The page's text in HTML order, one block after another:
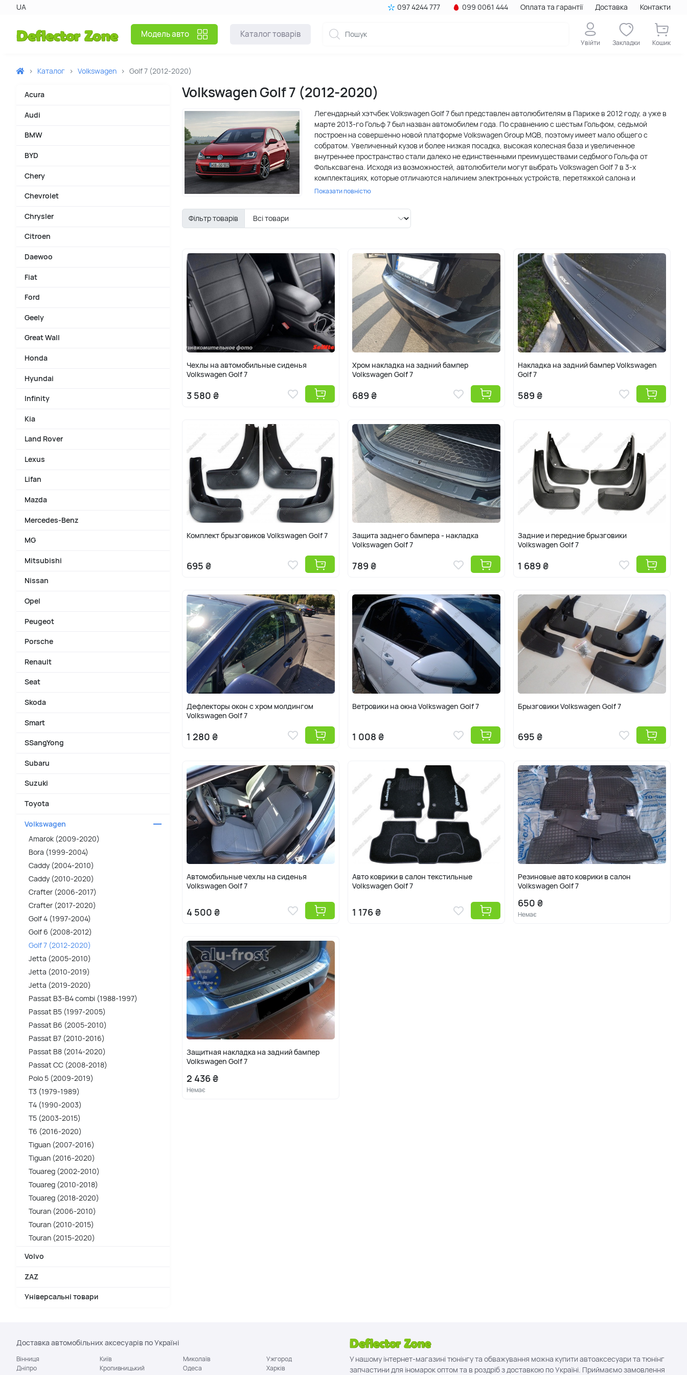
UA 097 4244 777 099 0061 444 Оплата та гарантії Доставка Контакти
Модель авто Каталог товарів
Увійти Закладки Кошик
Каталог Volkswagen Golf 7 (2012-2020)
Acura
Audi
BMW
BYD
Chery
Chevrolet
Chrysler
Citroen
Daewoo
Fiat
Ford
Geely
Great Wall
Honda
Hyundai
Infinity
Kia
Land Rover
Lexus
Lifan
Mazda
Mercedes-Benz
MG
Mitsubishi
Nissan
Opel
Peugeot
Porsche
Renault
Seat
Skoda
Smart
SSangYong
Subaru
Suzuki
Toyota
Volkswagen
Amarok (2009-2020)
Bora (1999-2004)
Caddy (2004-2010)
Caddy (2010-2020)
Crafter (2006-2017)
Crafter (2017-2020)
Golf 4 (1997-2004)
Golf 6 (2008-2012)
Golf 7 (2012-2020)
Jetta (2005-2010)
Jetta (2010-2019)
Jetta (2019-2020)
Passat B3-B4 combi (1988-1997)
Passat B5 (1997-2005)
Passat B6 (2005-2010)
Passat B7 (2010-2016)
Passat B8 (2014-2020)
Passat CC (2008-2018)
Polo 5 (2009-2019)
T3 (1979-1989)
T4 (1990-2003)
T5 (2003-2015)
T6 (2016-2020)
Tiguan (2007-2016)
Tiguan (2016-2020)
Touareg (2002-2010)
Touareg (2010-2018)
Touareg (2018-2020)
Touran (2006-2010)
Touran (2010-2015)
Touran (2015-2020)
Volvo
ZAZ
Універсальні товари
Volkswagen Golf 7 (2012-2020)
Легендарный хэтчбек Volkswagen Golf 7 был представлен автолюбителям в Париже в 2012 году, а уже в
марте 2013-го Гольф 7 был назван автомобилем года. По сравнению с шестым Гольфом, седьмой
построен на совершенно новой платформе Volkswagen Group MQB, поэтому имеет мало общего с
собратом. Увеличенный кузов и более низкая посадка, высокая колесная база и увеличенное
внутреннее пространство стали далеко не единственными преимуществами седбмого Гольфа от
Фольксвагена. Исходя из возможностей, автолюбители могут выбрать Volkswagen Golf 7 в 3-х
комплектациях, которые отличаются наличием электронных устройств, перетяжкой салона и
мощностью двигателя.
Благодаря совершенствованию 6-го поколения Гольфов и использованию новой платформы,
автомобиль Volkswagen Golf 7 был признан автомобилем года 2013 в Европе. Вместе с тем многие
поэкспериментировать с оформлением кузова и салона в Volkswagen Golf 7, и нужен наш интернет
магазин автоаксессуаров для Фольксвагена Гольфа 7 Deflector.in.ua. Выбрать стильные защитные
накладки на авто Гольф 7 и аэродинамические обвесы, молдинги и прочие тюнинг запчасти вы сможете
в каталоге тюнинга, где созданы подменю для легкости ориентации по сайту. Благодаря
установленным аксессуарам автомобиль приобретет эксклюзивный вид, а также будет защищен от
царапин и нежелательных загрязнений. С помощью предложенных в онлайн магазине тюнинг-
запчастей: обвесов, защитных накладок и прочей атрибутики тюнинга, вы обеспечите защиту кузова от
сколов и повреждений.
Как называют Volkswagen Golf 7: фольцваген гольф 7, фолцваген гольф, фольсваген 7, фольксваген
гольф 2012, 2013, 2014, 2015, 2016, 2017, 2018, 2019, 2020 г.в.
Показати повністю
Фільтр товарів
Чехлы на автомобильные сиденья
Volkswagen Golf 7
3 580 ₴
Хром накладка на задний бампер
Volkswagen Golf 7
689 ₴
Накладка на задний бампер Volkswagen
Golf 7
589 ₴
Комплект брызговиков Volkswagen Golf 7
695 ₴
Защита заднего бампера - накладка
Volkswagen Golf 7
789 ₴
Задние и передние брызговики
Volkswagen Golf 7
1 689 ₴
Дефлекторы окон с хром молдингом
Volkswagen Golf 7
1 280 ₴
Ветровики на окна Volkswagen Golf 7
1 008 ₴
Брызговики Volkswagen Golf 7
695 ₴
Автомобильные чехлы на сиденья
Volkswagen Golf 7
4 500 ₴
Авто коврики в салон текстильные
Volkswagen Golf 7
1 176 ₴
Резиновые авто коврики в салон
Volkswagen Golf 7
650 ₴
Немає
Защитная накладка на задний бампер
Volkswagen Golf 7
2 436 ₴
Немає
Доставка автомобільних аксесуарів по Україні
Вінниця
Дніпро
Київ
Кропивницький
Миколаїв
Одеса
Ужгород
Харків
У нашому інтернет-магазині тюнінгу та обважування можна купити автоаксесуари та тюнінг
запчастини для іномарок оптом та в роздріб з доставкою по Україні. Приймаємо замовлення